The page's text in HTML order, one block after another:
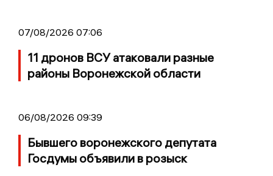
07/08/2026 07:06
11 дронов ВСУ атаковали разные
районы Воронежской области
06/08/2026 09:39
Бывшего воронежского депутата
Госдумы объявили в розыск